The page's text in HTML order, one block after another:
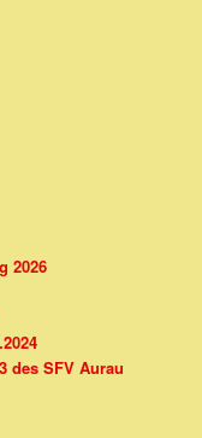
2026
des SFV Aurau